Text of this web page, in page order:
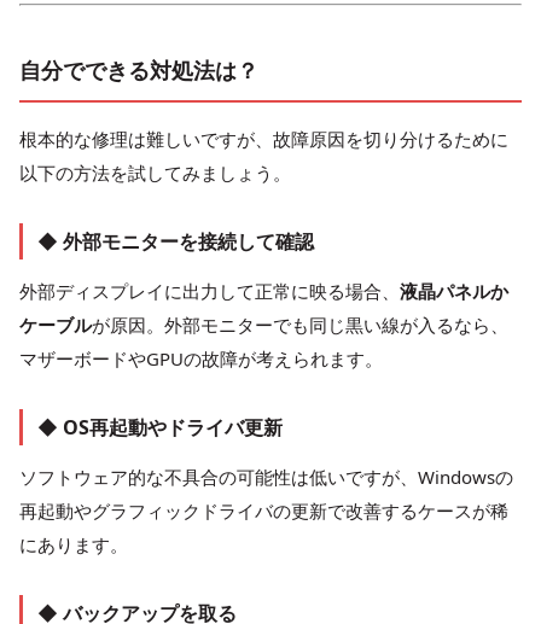
自分でできる対処法は？
根本的な修理は難しいですが、故障原因を切り分けるために
以下の方法を試してみましょう。
◆ 外部モニターを接続して確認
外部ディスプレイに出力して正常に映る場合、 液晶パネルか
ケーブルが原因。外部モニターでも同じ黒い線が入るなら、
マザーボードやGPUの故障が考えられます。
◆ OS再起動やドライバ更新
ソフトウェア的な不具合の可能性は低いですが、Windowsの
再起動やグラフィックドライバの更新で改善するケースが稀
にあります。
◆ バックアップを取る